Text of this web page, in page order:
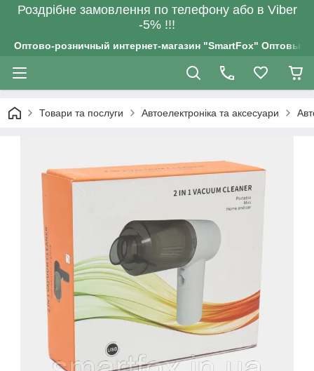
Роздрiбне замовлення по телефону або в Viber
-5% !!!
Оптово-розничный интернет-магазин "SmartFox" Оптовым
Товари та послуги Автоелектроніка та аксесуари